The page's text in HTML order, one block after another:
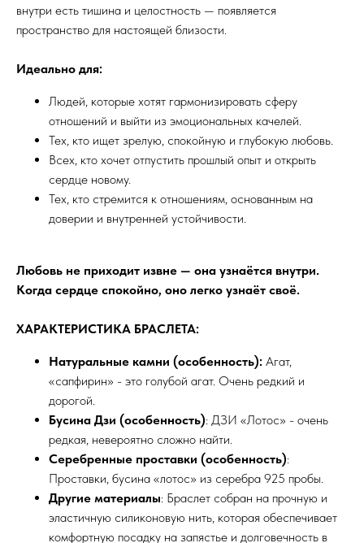
внутри есть тишина и целостность — появляется
пространство для настоящей близости.
Идеально для:
Людей, которые хотят гармонизировать сферу
отношений и выйти из эмоциональных качелей.
Тех, кто ищет зрелую, спокойную и глубокую любовь.
Всех, кто хочет отпустить прошлый опыт и открыть
сердце новому.
Тех, кто стремится к отношениям, основанным на
доверии и внутренней устойчивости.
Любовь не приходит извне — она узнаётся внутри.
Когда сердце спокойно, оно легко узнаёт своё.
ХАРАКТЕРИСТИКА БРАСЛЕТА:
Натуральные камни (особенность): Агат,
«сапфирин» - это голубой агат. Очень редкий и
дорогой.
Бусина Дзи (особенность): ДЗИ «Лотос» - очень
редкая, невероятно сложно найти.
Серебренные проставки (особенность):
Проставки, бусина «лотос» из серебра 925 пробы.
Другие материалы: Браслет собран на прочную и
эластичную силиконовую нить, которая обеспечивает
комфортную посадку на запястье и долговечность в